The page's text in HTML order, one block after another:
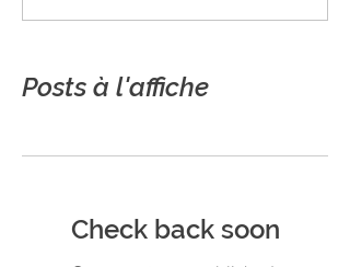
Posts à l'affiche
Check back soon